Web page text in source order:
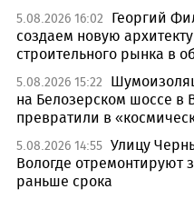
5.08.2026 16:02
Георгий
создаем новую
строительного рынка в
5.08.2026 15:22
на Белозерском шоссе в
превратили в
5.08.2026 14:55 Улицу
Вологде отремонтируют
раньше срока